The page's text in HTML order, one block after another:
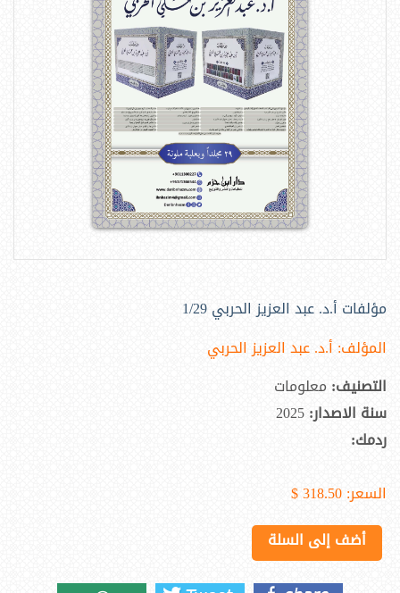
مؤلفات أ.د. عبد العزيز الحربي 1/29
المؤلف: أ.د. عبد العزيز الحربي
التصنيف:معلومات
سنة الاصدار:2025
ردمك:
السعر:318.50 $
أضف إلى السلة